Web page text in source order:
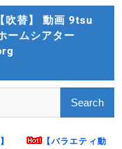
吹替】 動画 9tsu
ームシアター
【バラエティ動